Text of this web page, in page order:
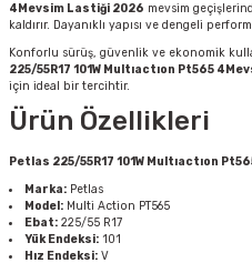
4Mevsim Lastiği 2026 mevsim
kaldırır. Dayanıklı yapısı ve dengeli
Konforlu sürüş, güvenlik ve ekonomik
225/55R17 101W Multıactıon Pt565
için ideal bir tercihtir.
Ürün Özellikleri
Petlas 225/55R17 101W Multıactıon
Marka: Petlas
Model: Multi Action PT565
Ebat: 225/55 R17
Yük Endeksi: 101
Hız Endeksi: V